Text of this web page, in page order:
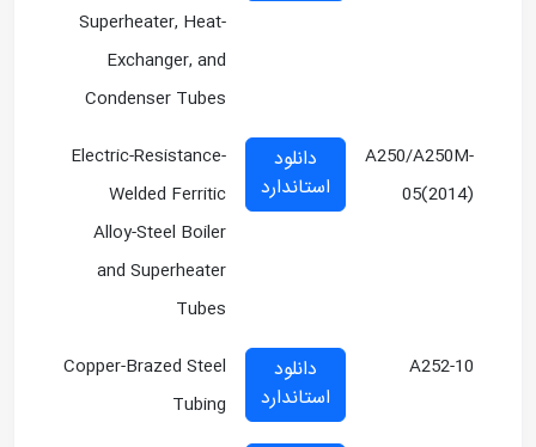
Superheater, Heat-
Exchanger, and
Condenser Tubes
A250/A250M-
05(2014)
دانلود
استاندارد
Electric-Resistance-
Welded Ferritic
Alloy-Steel Boiler
and Superheater
Tubes
A252-10
دانلود
استاندارد
Copper-Brazed Steel
Tubing